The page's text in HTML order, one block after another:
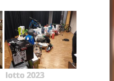
lotto 2023